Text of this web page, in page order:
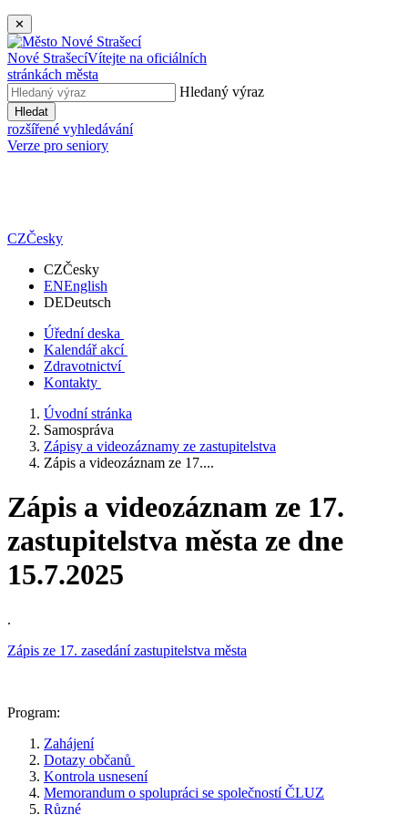
✕
Nové StrašecíVítejte na oficiálních
stránkách města
Hledaný výraz
Hledat
rozšířené vyhledávání
Verze pro seniory
CZČesky
CZČesky
ENEnglish
DEDeutsch
Úřední deska
Kalendář akcí
Zdravotnictví
Kontakty
Úvodní stránka
Samospráva
Zápisy a videozáznamy ze zastupitelstva
Zápis a videozáznam ze 17....
Zápis a videozáznam ze 17.
zastupitelstva města ze dne
15.7.2025
.
Zápis ze 17. zasedání zastupitelstva města
Program:
Zahájení
Dotazy občanů
Kontrola usnesení
Memorandum o spolupráci se společností ČLUZ
Různé